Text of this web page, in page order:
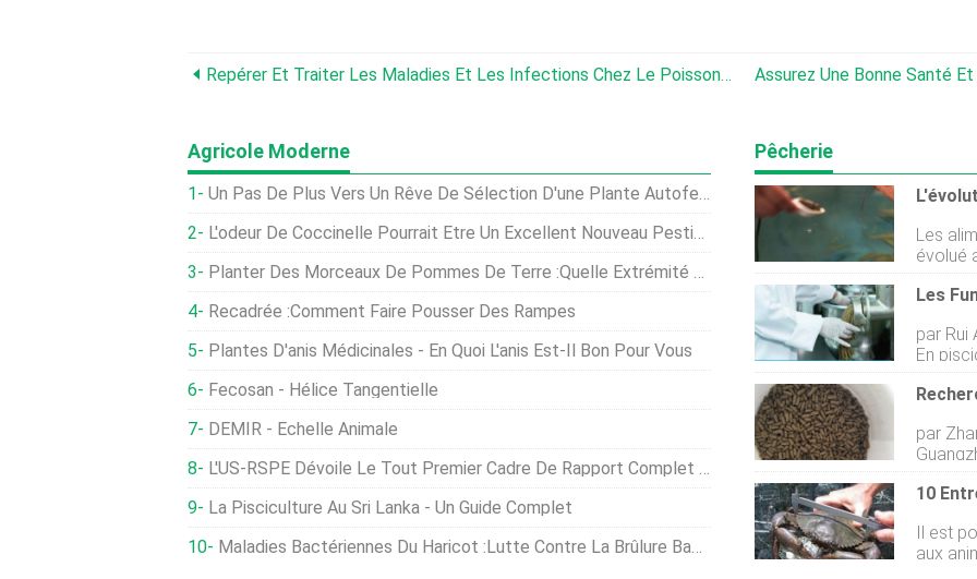
Repérer Et Traiter Les Maladies Et Les Infections Chez Le Poisson-Chat Assurez Une Bonne Santé Et
Agricole Moderne
Un Pas De Plus Vers Un Rêve De Sélection D'une Plante Autofertile
L'odeur De Coccinelle Pourrait Être Un Excellent Nouveau Pesticide
Planter Des Morceaux De Pommes De Terre :quelle Extrémité De La Pomme De Terre Est En Place
Recadrée :Comment Faire Pousser Des Rampes
Plantes D'anis Médicinales - En Quoi L'anis Est-Il Bon Pour Vous
Fecosan - Hélice Tangentielle
DEMIR - Échelle Animale
L'US-RSPE Dévoile Le Tout Premier Cadre De Rapport Complet Sur La Durabilité De La Chaîne D'approvisionnement De La Volaille Et Des Œufs
La Pisciculture Au Sri Lanka - Un Guide Complet
Maladies Bactériennes Du Haricot :Lutte Contre La Brûlure Bactérienne Commune Des Haricots
Pêcherie
Les
évolué
la
dans
de bons
adopté
par Rui
En
fumonisines est liée à
la
Ceci
par
Institut
des
Il est
aux